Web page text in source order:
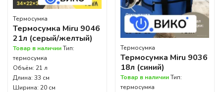
Термосумка
Термосумка Miru 9046
21л (серый/желтый)
Товар в наличииТип:
термосумка
Объём: 21 л
Длина: 33 см
Ширина: 20 см
Термосумка
Термосумка Miru 9036
18л (синий)
Товар в наличииТип:
термосумка